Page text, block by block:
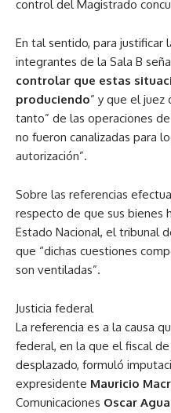
control del Magistrado
En tal sentido, para justificar
integrantes de la Sala B
controlar que estas
produciendo” y que el juez
tanto” de las operaciones
no fueron canalizadas para
autorización”.
Sobre las referencias
respecto de que sus bienes
Estado Nacional, el tribunal
que “dichas cuestiones
son ventiladas”.
Justicia federal
La referencia es a la causa
federal, en la que el fiscal
desplazado, formuló
expresidente Mauricio
Comunicaciones Oscar